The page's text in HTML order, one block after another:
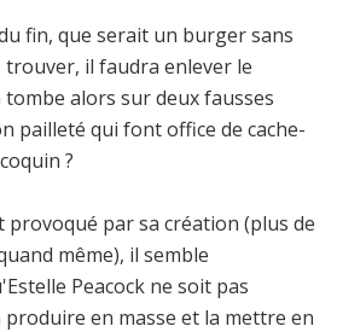
fin, que serait un burger sans
trouver, il faudra enlever le
alors sur deux fausses
pailleté qui font office de cache-
?
par sa création (plus de
même), il semble
Peacock ne soit pas
produire en masse et la mettre en